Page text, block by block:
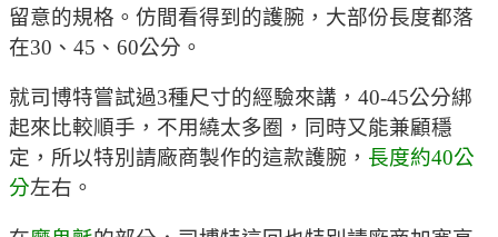
留意的規格。仿間看得到的護腕，大部份長度都落
在30、45、60公分。
就司博特嘗試過3種尺寸的經驗來講，40-45公分綁
起來比較順手，不用繞太多圈，同時又能兼顧穩
定，所以特別請廠商製作的這款護腕， 長度約40公
分左右。